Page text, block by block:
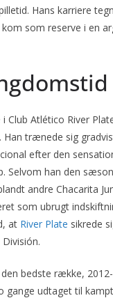
Hans karriere
som reserve i en
Club Atlético River
trænede sig
efter den
Selvom han den
andre Chacarita
som ubrugt
at River Plate sikrede
bedste række,
gange udtaget til